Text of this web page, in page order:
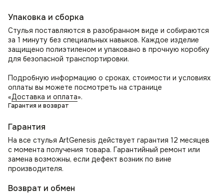
Стул Лео — безупречное сочетание функциональности
и элегантности!
Упаковка и сборка
Стулья поставляются в разобранном виде и собираются
за 1 минуту без специальных навыков. Каждое изделие
защищено полиэтиленом и упаковано в прочную коробку
для безопасной транспортировки.
Подробную информацию о сроках, стоимости и условиях
оплаты вы можете посмотреть на странице
«Доставка и оплата».
Гарантия и возврат
Гарантия
На все стулья ArtGenesis действует гарантия 12 месяцев
с момента получения товара. Гарантийный ремонт или
замена возможны, если дефект возник по вине
производителя.
Возврат и обмен